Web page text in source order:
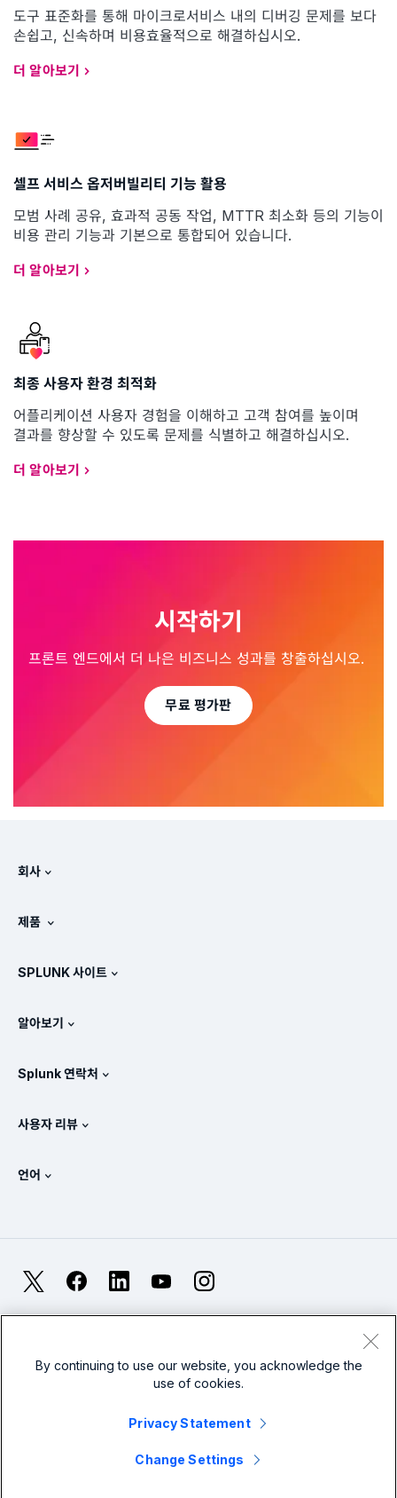
도구 표준화를 통해 마이크로서비스 내의 디버깅 문제를 보다
손쉽고, 신속하며 비용효율적으로 해결하십시오.
더 알아보기
셀프 서비스 옵저버빌리티 기능 활용
모범 사례 공유, 효과적 공동 작업, MTTR 최소화 등의 기능이
비용 관리 기능과 기본으로 통합되어 있습니다.
더 알아보기
최종 사용자 환경 최적화
어플리케이션 사용자 경험을 이해하고 고객 참여를 높이며
결과를 향상할 수 있도록 문제를 식별하고 해결하십시오.
더 알아보기
시작하기
프론트 엔드에서 더 나은 비즈니스 성과를 창출하십시오.
무료 평가판
회사
Splunk의 비교 방식
뉴스룸
Splunk Protects
SURGe
제품
가격 체계
모든 제품 보기
SPLUNK 사이트
교육 및 인증
Splunk 스토어
알아보기
OpenTelemetry: 소개
SOC에 대한 메트릭
신뢰성 메트릭
2025년 IT 및 기술 지출
Splunk 연락처
사용자 리뷰
언어
Deutsch
Français
日本語
简体中文
FacebookLinkedIn YouTubeInstagram
웹 사이트 이용 약관
Modern Slavery
© 2005 - 2026 Splunk LLC All rights reserved.
By continuing to use our website, you acknowledge the
use of cookies.
Privacy Statement
Change Settings